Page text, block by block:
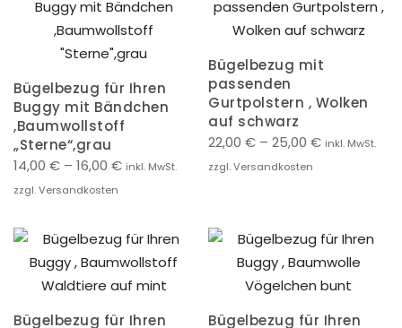
Bügelbezug für Ihren
Buggy mit Bändchen
,Baumwollstoff
„Sterne“,grau
14,00 € – 16,00 € inkl. MwSt.
zzgl. Versandkosten
Bügelbezug mit
passenden
Gurtpolstern , Wolken
auf schwarz
22,00 € – 25,00 € inkl. MwSt.
zzgl. Versandkosten
Bügelbezug für Ihren
Bügelbezug für Ihren